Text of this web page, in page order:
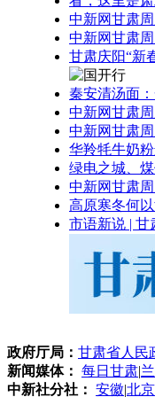
中新网甘肃
中新网甘肃
甘肃庆阳“新
秦安清汤面
中新网甘肃
中新网甘肃
华羚牦牛奶
绿电之城、
中新网甘肃
高原寒冬何
市语新说 | 甘
政府厅局： 甘肃省人民
新闻媒体： 每日甘肃|
中新社分社： 安徽|北京